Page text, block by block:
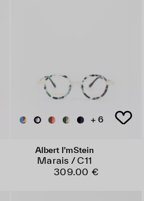
+ 6
Albert I'mStein
Marais / C11
309.00 €